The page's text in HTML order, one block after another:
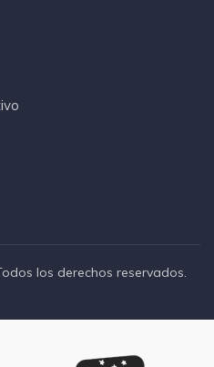
los derechos reservados.